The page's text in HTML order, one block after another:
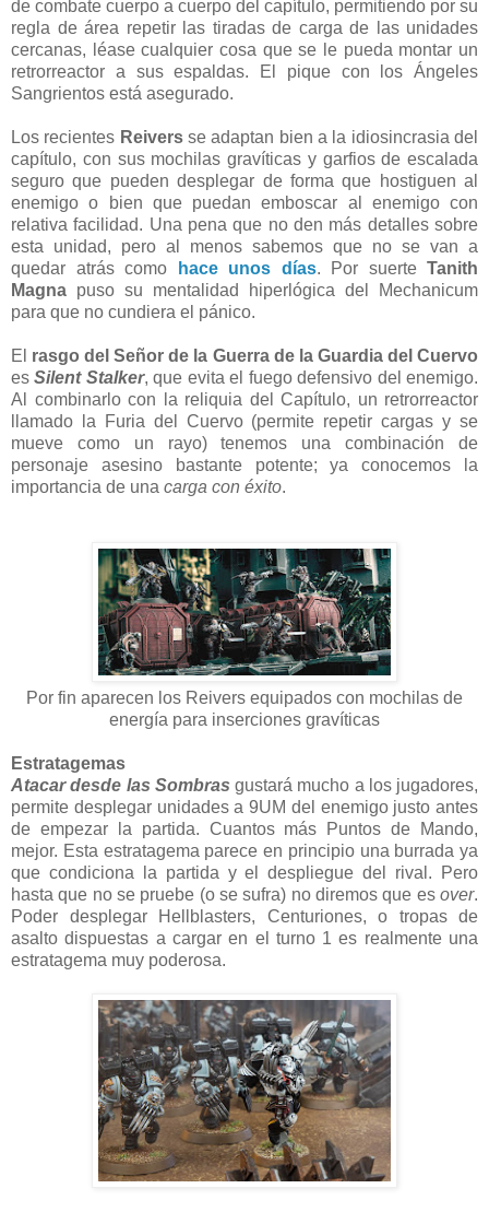
de combate cuerpo a cuerpo del capítulo, permitiendo por su
regla de área repetir las tiradas de carga de las unidades
cercanas, léase cualquier cosa que se le pueda montar un
retrorreactor a sus espaldas. El pique con los Ángeles
Sangrientos está asegurado.
Los recientes Reiversse adaptan bien a la idiosincrasia del
capítulo, con sus mochilas gravíticas y garfios de escalada
seguro que pueden desplegar de forma que hostiguen al
enemigo o bien que puedan emboscar al enemigo con
relativa facilidad. Una pena que no den más detalles sobre
esta unidad, pero al menos sabemos que no se van a
quedar atrás como
hace unos días. Por suerte Tanith
Magna puso su mentalidad hiperlógica del Mechanicum
para que no cundiera el pánico.
El rasgo del Señor de la Guerra de la Guardia del Cuervo
esSilent Stalker, que evita el fuego defensivo del enemigo.
Al combinarlo con la reliquia del Capítulo, un retrorreactor
llamado la Furia del Cuervo (permite repetir cargas y se
mueve como un rayo) tenemos una combinación de
personaje asesino bastante potente; ya conocemos la
importancia de una carga con éxito.
Por fin aparecen los Reivers equipados con mochilas de
energía para inserciones gravíticas
Estratagemas
Atacar desde las Sombras gustará mucho a los jugadores,
permite desplegar unidades a 9UM del enemigo justo antes
de empezar la partida. Cuantos más Puntos de Mando,
mejor. Esta estratagema parece en principio una burrada ya
que condiciona la partida y el despliegue del rival. Pero
hasta que no se pruebe (o se sufra) no diremos que es over.
Poder desplegar Hellblasters, Centuriones, o tropas de
asalto dispuestas a cargar en el turno 1 es realmente una
estratagema muy poderosa.